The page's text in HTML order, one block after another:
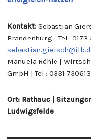
Kontakt: Sebastian
Brandenburg | Tel.: 0173
Manuela Röhle |
GmbH | Tel.: 0331
Ort: Rathaus |
Ludwigsfelde